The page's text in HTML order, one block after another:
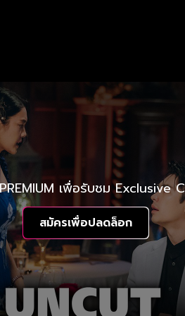
เพื่อรับชม Exclusive
สมัครเพื่อปลดล็อก